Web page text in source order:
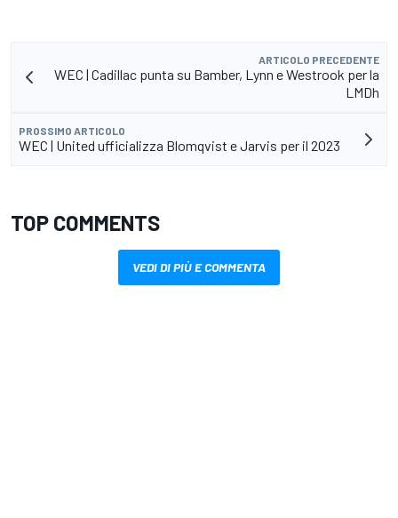
ARTICOLO PRECEDENTE
WEC | Cadillac punta su Bamber, Lynn e Westrook per la
LMDh
PROSSIMO ARTICOLO
WEC | United ufficializza Blomqvist e Jarvis per il 2023
TOP COMMENTS
VEDI DI PIÙ E COMMENTA